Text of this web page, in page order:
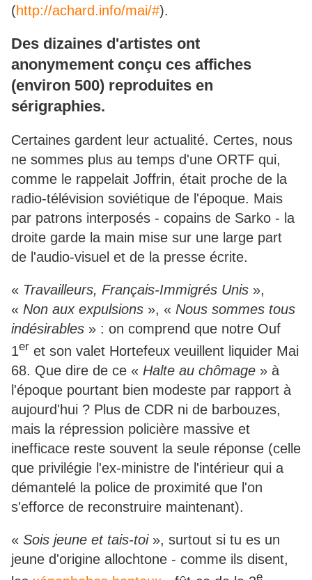
(http://achard.info/mai/#).
Des dizaines d'artistes ont
anonymement conçu ces affiches
(environ 500) reproduites en
sérigraphies.
Certaines gardent leur actualité. Certes, nous
ne sommes plus au temps d'une ORTF qui,
comme le rappelait Joffrin, était proche de la
radio-télévision soviétique de l'époque. Mais
par patrons interposés - copains de Sarko - la
droite garde la main mise sur une large part
de l'audio-visuel et de la presse écrite.
« Travailleurs, Français-Immigrés Unis »,
« Non aux expulsions », « Nous sommes tous
indésirables » : on comprend que notre Ouf
1er et son valet Hortefeux veuillent liquider Mai
68. Que dire de ce « Halte au chômage » à
l'époque pourtant bien modeste par rapport à
aujourd'hui ? Plus de CDR ni de barbouzes,
mais la répression policière massive et
inefficace reste souvent la seule réponse (celle
que privilégie l'ex-ministre de l'intérieur qui a
démantelé la police de proximité que l'on
s'efforce de reconstruire maintenant).
« Sois jeune et tais-toi», surtout si tu es un
jeune d'origine allochtone - comme ils disent,
e